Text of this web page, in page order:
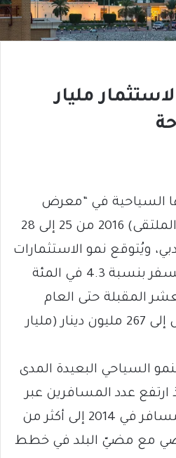
مليار
السياحية في “معرض
سوق السفر العربي” (الملتقى) 2016 من 25 إلى 28
ويُتوقع نمو الاستثمارات
في قطاع السياحة والسفر بنسبة 4.3 في المئة
المقبلة حتى العام
2025، باستثمارات تصل إلى 267 مليون دينار (مليار
السياحي البعيدة المدى
ارتفع عدد المسافرين عبر
المطار من 10 ملايين مسافر في 2014 إلى أكثر من
الماضي مع مضيّ البلد في خطط